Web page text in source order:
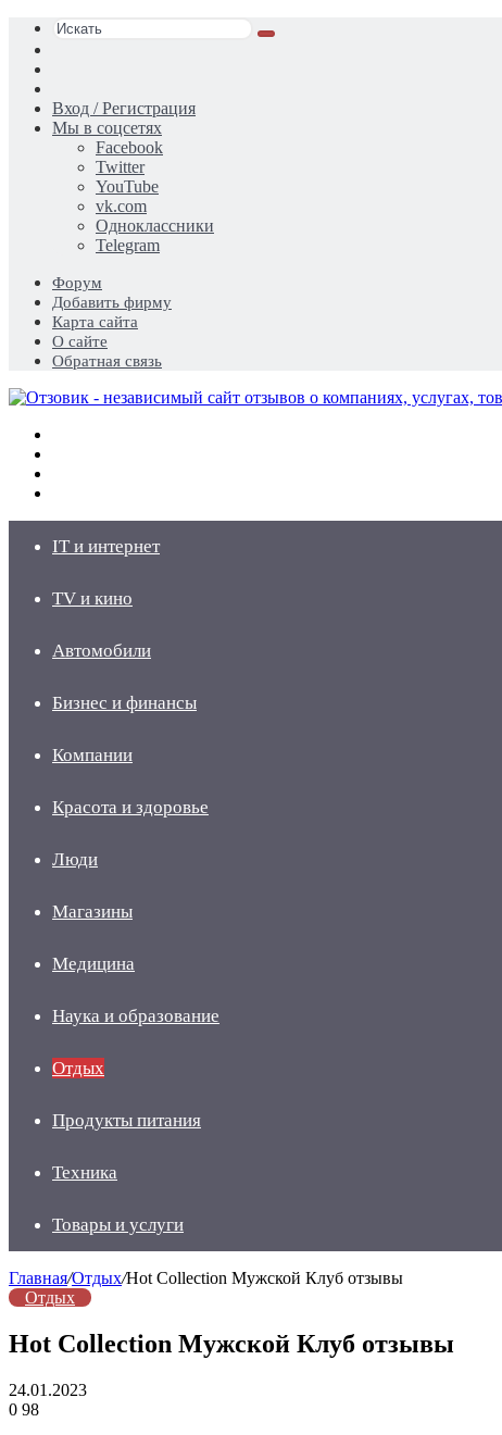
Искать
статья
Вход / Регистрация
Мы в соцсетях
Facebook
Twitter
YouTube
vk.com
Одноклассники
Telegram
Форум
Добавить фирму
Карта сайта
О сайте
Обратная связь
IT и интернет
TV и кино
Автомобили
Бизнес и финансы
Компании
Красота и здоровье
Люди
Магазины
Медицина
Наука и образование
Отдых
Продукты питания
Техника
Товары и услуги
Главная/Отдых/Hot Collection Мужской Клуб отзывы
Отдых
Hot Collection Мужской Клуб отзывы
24.01.2023
0 98